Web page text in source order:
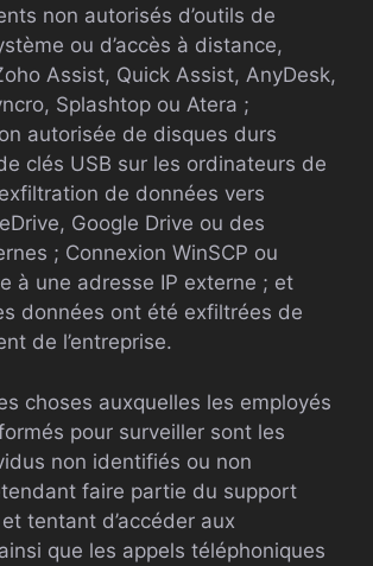
non autorisés d’outils de
ou d’accès à distance,
Assist, Quick Assist, AnyDesk,
Splashtop ou Atera ;
autorisée de disques durs
clés USB sur les ordinateurs de
de données vers
Google Drive ou des
; Connexion WinSCP ou
à une adresse IP externe ; et
données ont été exfiltrées de
de l’entreprise.
choses auxquelles les employés
pour surveiller sont les
non identifiés ou non
faire partie du support
tentant d’accéder aux
que les appels téléphoniques